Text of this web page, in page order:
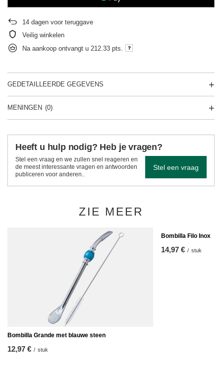
14 dagen voor teruggave
Veilig winkelen
Na aankoop ontvangt u 212.33 pts.
GEDETAILLEERDE GEGEVENS
MENINGEN (0)
Heeft u hulp nodig? Heb je vragen?
Stel een vraag en we zullen snel reageren en
de meest interessante vragen en antwoorden
publiceren voor anderen..
Stel een vraag
ZIE MEER
Bombilla Grande met blauwe steen
12,97 € / stuk
Bombilla Filo Inox
14,97 € / stuk